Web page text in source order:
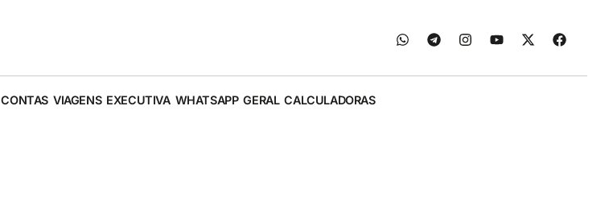
CONTAS VIAGENS EXECUTIVA WHATSAPP GERAL CALCULADORAS